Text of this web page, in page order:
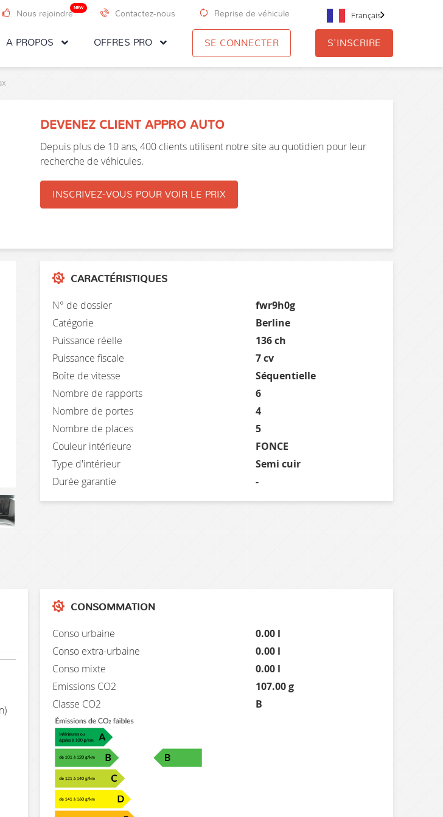
A PROPOS OFFRES PRO
Nous rejoindre
NEW
Contactez-nous Reprise de véhicule Français
SE CONNECTER S'INSCRIRE
DEVENEZ CLIENT APPRO AUTO
Depuis plus de 10 ans, 400 clients utilisent notre site au quotidien pour leur
recherche de véhicules.
INSCRIVEZ-VOUS POUR VOIR LE PRIX
CARACTÉRISTIQUES
N° de dossier
fwr9h0g
Catégorie
Berline
Puissance réelle
136 ch
Puissance fiscale
7 cv
Boîte de vitesse
Séquentielle
Nombre de rapports
6
Nombre de portes
4
Nombre de places
5
Couleur intérieure
FONCE
Type d'intérieur
Semi cuir
Durée garantie
-
CONSOMMATION
Conso urbaine
0.00 l
Conso extra-urbaine
0.00 l
Conso mixte
0.00 l
Emissions CO2
107.00 g
Classe CO2
B